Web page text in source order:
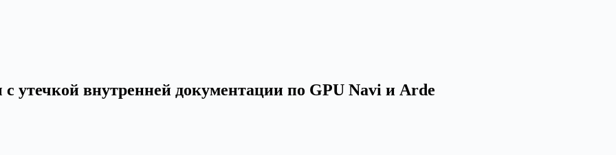
утечкой внутренней документации по GPU Navi и Arde